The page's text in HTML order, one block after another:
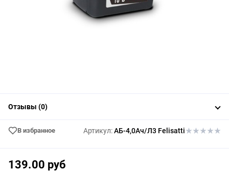
Отзывы (0)
В избранное Артикул:АБ-4,0Ач/Л3 Felisatti
139.00 руб